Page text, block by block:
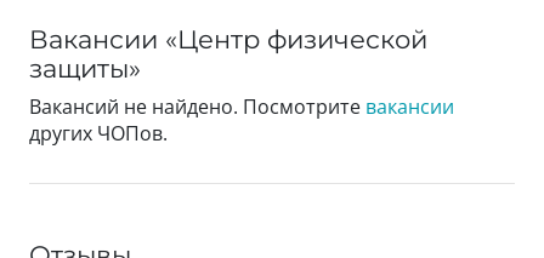
Вакансии «Центр физической
защиты»
Вакансий не найдено. Посмотрите вакансии
других ЧОПов.